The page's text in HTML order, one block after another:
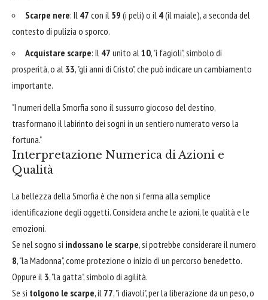
Scarpe nere: Il 47 con il 59 (i peli) o il 4(il maiale), a seconda del
contesto di pulizia o sporco.
Acquistare scarpe: Il 47 unito al10, "i fagioli", simbolo di
prosperità, o al 33, "gli anni di Cristo", che può indicare un cambiamento
importante.
"I numeri della Smorfia sono il sussurro giocoso del destino,
trasformano il labirinto dei sogni in un sentiero numerato verso la
fortuna."
Interpretazione Numerica di Azioni e
Qualità
La bellezza della Smorfia è che non si ferma alla semplice
identificazione degli oggetti. Considera anche le azioni, le qualità e le
emozioni.
Se nel sogno si indossano le scarpe, si potrebbe considerare il numero
8, "la Madonna", come protezione o inizio di un percorso benedetto.
Oppure il 3, "la gatta", simbolo di agilità.
Se si tolgono le scarpe, il 77, "i diavoli", per la liberazione da un peso, o